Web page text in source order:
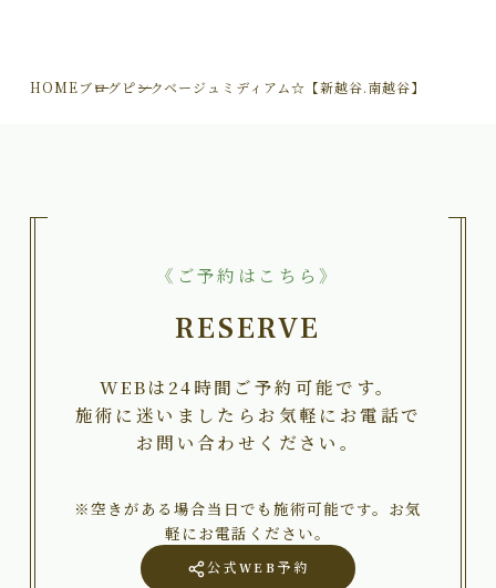
HOMEブログピンクベージュミディアム☆【新越谷.南越谷】
《ご予約はこちら》
RESERVE
WEBは24時間ご予約可能です。
施術に迷いましたらお気軽にお電話で
お問い合わせください。
※空きがある場合当日でも施術可能です。お気
軽にお電話ください。
公式WEB予約